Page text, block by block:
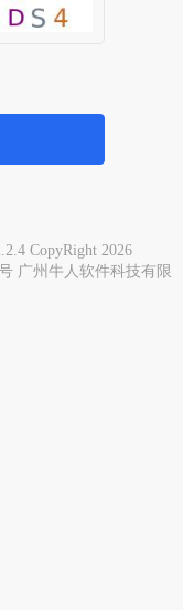
CopyRight 2026
广州牛人软件科技有限